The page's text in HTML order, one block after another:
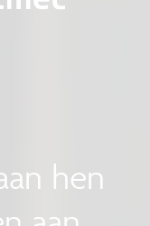
hen